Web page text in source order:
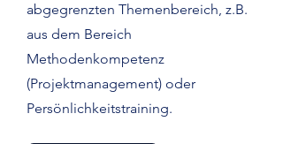
abgegrenzten Themenbereich, z.B.
aus dem Bereich
Methodenkompetenz
(Projektmanagement) oder
Persönlichkeitstraining.